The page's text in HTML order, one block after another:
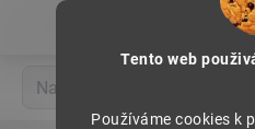
Tento web
Používáme cookies k